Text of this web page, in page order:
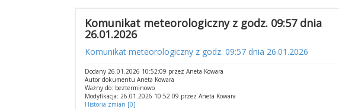
Komunikat meteorologiczny z godz. 09:57 dnia
26.01.2026
Komunikat meteorologiczny z godz. 09:57 dnia 26.01.2026
Dodany 26.01.2026 10:52:09 przez Aneta Kowara
Autor dokumentu Aneta Kowara
Ważny do: bezterminowo
Modyfikacja: 26.01.2026 10:52:09 przez Aneta Kowara
Historia zmian [0]